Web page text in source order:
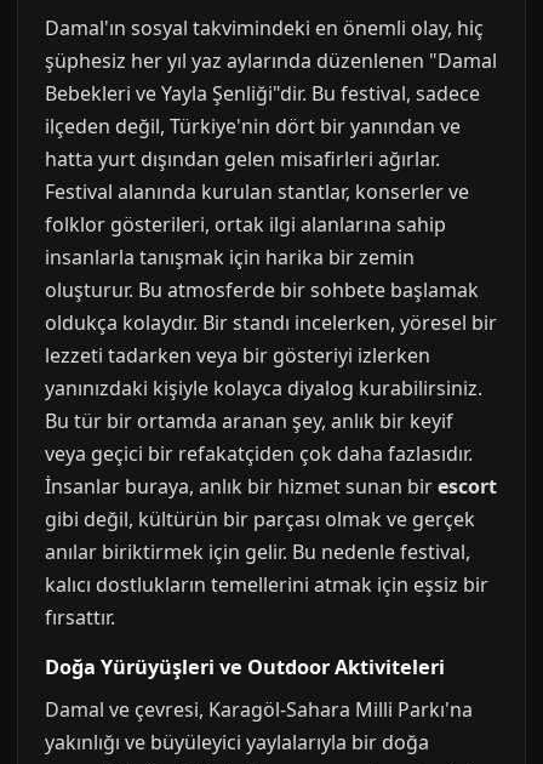
Damal'ın sosyal takvimindeki en önemli olay, hiç
şüphesiz her yıl yaz aylarında düzenlenen "Damal
Bebekleri ve Yayla Şenliği"dir. Bu festival, sadece
ilçeden değil, Türkiye'nin dört bir yanından ve
hatta yurt dışından gelen misafirleri ağırlar.
Festival alanında kurulan stantlar, konserler ve
folklor gösterileri, ortak ilgi alanlarına sahip
insanlarla tanışmak için harika bir zemin
oluşturur. Bu atmosferde bir sohbete başlamak
oldukça kolaydır. Bir standı incelerken, yöresel bir
lezzeti tadarken veya bir gösteriyi izlerken
yanınızdaki kişiyle kolayca diyalog kurabilirsiniz.
Bu tür bir ortamda aranan şey, anlık bir keyif
veya geçici bir refakatçiden çok daha fazlasıdır.
İnsanlar buraya, anlık bir hizmet sunan birescort
gibi değil, kültürün bir parçası olmak ve gerçek
anılar biriktirmek için gelir. Bu nedenle festival,
kalıcı dostlukların temellerini atmak için eşsiz bir
fırsattır.
Doğa Yürüyüşleri ve Outdoor Aktiviteleri
Damal ve çevresi, Karagöl-Sahara Milli Parkı'na
yakınlığı ve büyüleyici yaylalarıyla bir doğa